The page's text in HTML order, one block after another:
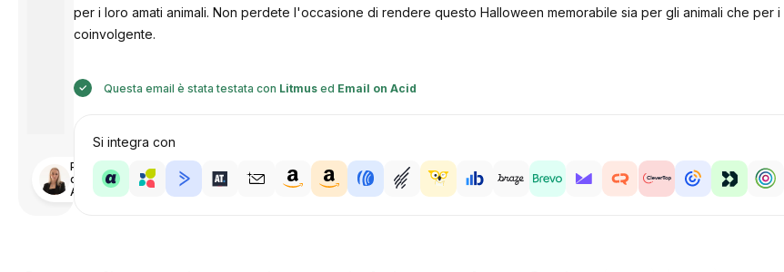
Progettato
da
Anastasiia
per i loro amati animali. Non perdete l'occasione di rendere questo Halloween memorabile sia per gli animali che
coinvolgente.
Questa email è stata testata con Litmused Email on Acid
Si integra con